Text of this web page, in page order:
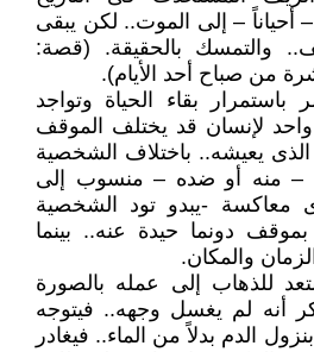
أحياناً – إلى الموت.. لكن يبقى
والتمسك بالحقيقة. (قصة:
من صباح أحد الأيام).
باستمرار بقاء الحياة وتواجد
واحد لإنسان قد يختلف الموقف
الذى يعيشه.. باختلاف الشخصية
– منه أو ضده – منسوب إلى
معاكسة -يبدو تود الشخصية
دونما حيدة عنه.. بينما
والمكان.
للذهاب إلى عمله بالصورة
أنه لم يغسل وجهه.. فيتوجه
الدم بدلاً من الماء.. فيغادر